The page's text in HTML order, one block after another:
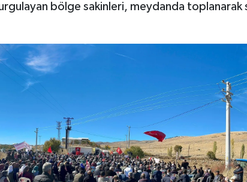
bölge sakinleri, meydanda toplanarak